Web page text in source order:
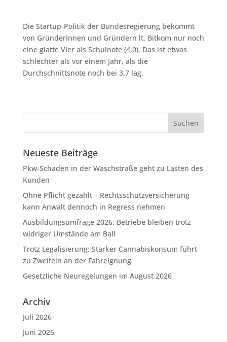
Die Startup-Politik der Bundesregierung bekommt
von Gründerinnen und Gründern lt. Bitkom nur noch
eine glatte Vier als Schulnote (4,0). Das ist etwas
schlechter als vor einem Jahr, als die
Durchschnittsnote noch bei 3,7 lag.
Neueste Beiträge
Pkw-Schaden in der Waschstraße geht zu Lasten des
Kunden
Ohne Pflicht gezahlt – Rechtsschutzversicherung
kann Anwalt dennoch in Regress nehmen
Ausbildungsumfrage 2026: Betriebe bleiben trotz
widriger Umstände am Ball
Trotz Legalisierung: Starker Cannabiskonsum führt
zu Zweifeln an der Fahreignung
Gesetzliche Neuregelungen im August 2026
Archiv
Juli 2026
Juni 2026